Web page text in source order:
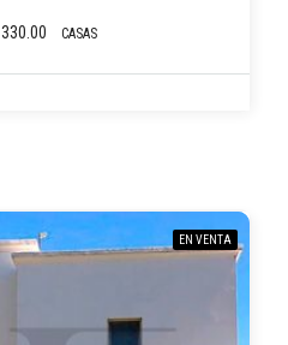
330.00 CASAS
EN VENTA